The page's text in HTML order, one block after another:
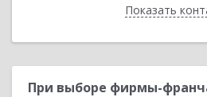
ПоказатьНазад
При выборе фирмы-